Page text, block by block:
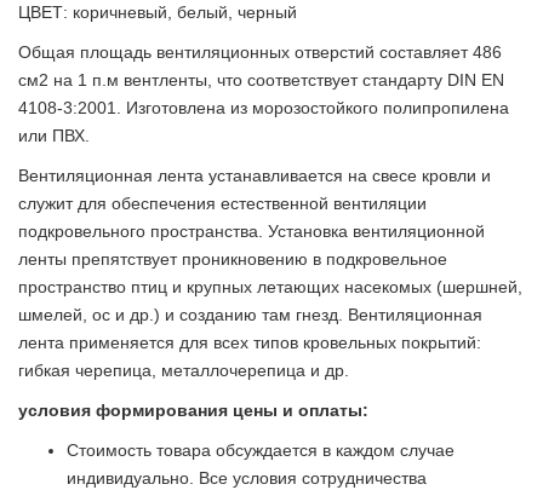
ЦВЕТ: коричневый, белый, черный
Общая площадь вентиляционных отверстий составляет 486
см2 на 1 п.м вентленты, что соответствует стандарту DIN EN
4108-3:2001. Изготовлена из морозостойкого полипропилена
или ПВХ.
Вентиляционная лента устанавливается на свесе кровли и
служит для обеспечения естественной вентиляции
подкровельного пространства. Установка вентиляционной
ленты препятствует проникновению в подкровельное
пространство птиц и крупных летающих насекомых (шершней,
шмелей, ос и др.) и созданию там гнезд. Вентиляционная
лента применяется для всех типов кровельных покрытий:
гибкая черепица, металлочерепица и др.
условия формирования цены и оплаты:
Стоимость товара обсуждается в каждом случае
индивидуально. Все условия сотрудничества